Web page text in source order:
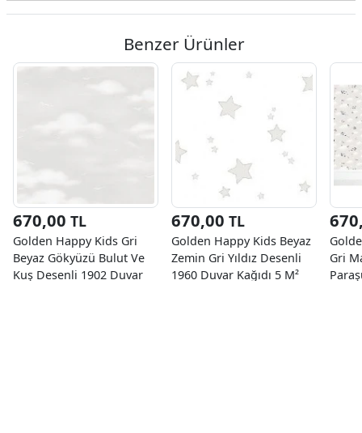
Benzer Ürünler
670,00 TL
Golden Happy Kids Gri
Beyaz Gökyüzü Bulut Ve
Kuş Desenli 1902 Duvar
670,00 TL
Golden Happy Kids Beyaz
Zemin Gri Yıldız Desenli
1960 Duvar Kağıdı 5 M²
Gri